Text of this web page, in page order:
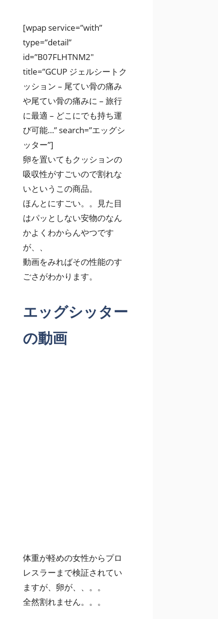
[wpap service=”with”
type=”detail”
id=”B07FLHTNM2″
title=”GCUP ジェルシートク
ッション – 尾てい骨の痛み
や尾てい骨の痛みに – 旅行
に最適 – どこにでも持ち運
び可能…” search=”エッグシ
ッター”]
卵を置いてもクッションの
吸収性がすごいので割れな
いというこの商品。
ほんとにすごい。。見た目
はパッとしない安物のなん
かよくわからんやつです
が、、
動画をみればその性能のす
ごさがわかります。
エッグシッター
の動画
体重が軽めの女性からプロ
レスラーまで検証されてい
ますが、卵が、、。。
全然割れません。。。